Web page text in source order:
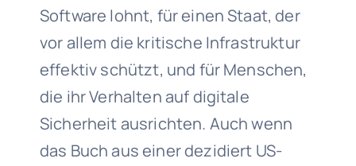
Software lohnt, für einen Staat, der
vor allem die kritische Infrastruktur
effektiv schützt, und für Menschen,
die ihr Verhalten auf digitale
Sicherheit ausrichten. Auch wenn
das Buch aus einer dezidiert US-